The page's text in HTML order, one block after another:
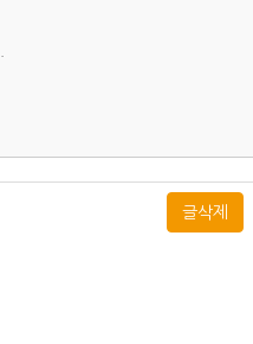
글삭제